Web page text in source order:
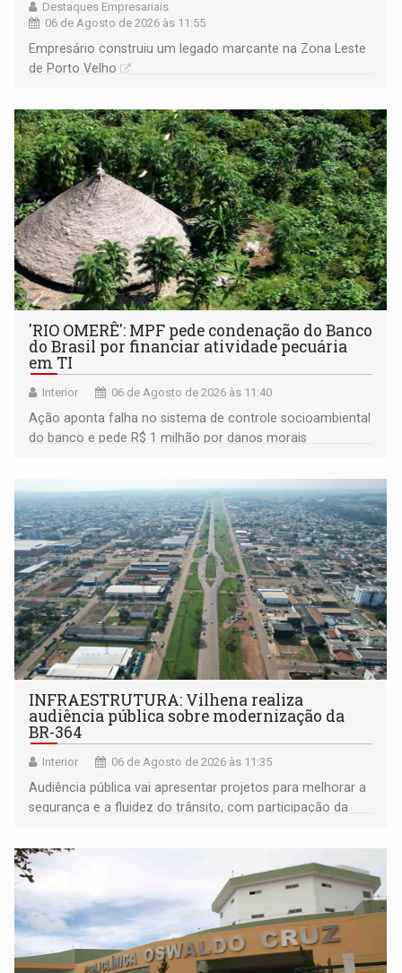
Destaques Empresariais
06 de Agosto de 2026 às 11:55
Empresário construiu um legado marcante na Zona Leste
de Porto Velho
'RIO OMERÊ': MPF pede condenação do Banco
do Brasil por financiar atividade pecuária
em TI
Interior 06 de Agosto de 2026 às 11:40
Ação aponta falha no sistema de controle socioambiental
do banco e pede R$ 1 milhão por danos morais
INFRAESTRUTURA: Vilhena realiza
audiência pública sobre modernização da
BR-364
Interior 06 de Agosto de 2026 às 11:35
Audiência pública vai apresentar projetos para melhorar a
segurança e a fluidez do trânsito, com participação da